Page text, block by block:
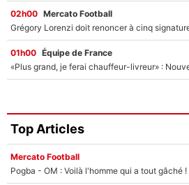
02h00 Mercato Football
01h00 Équipe de France
Top Articles
Mercato Football
Pogba - OM : Voilà l'homme qui a tout gâché !